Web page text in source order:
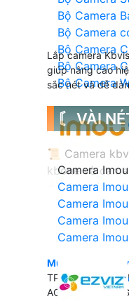
Bộ Camera
Bộ Camera
Bộ Camera
Bộ Camera
Bộ Camera
Camera Imou
Camera
Camera
Camera
Camera
Lắp camera
giúp nâng cao
sắc nét và dễ
〘 VÀI
📜 Camera
kbone và
do tính bảo
₨ Giá Camera
Mua Camera
TPHCM camera
AGC (Automatic